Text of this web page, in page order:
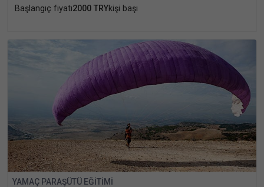
Başlangıç fiyatı2000 TRYkişi başı
YAMAÇ PARAŞÜTÜ EĞITIMI